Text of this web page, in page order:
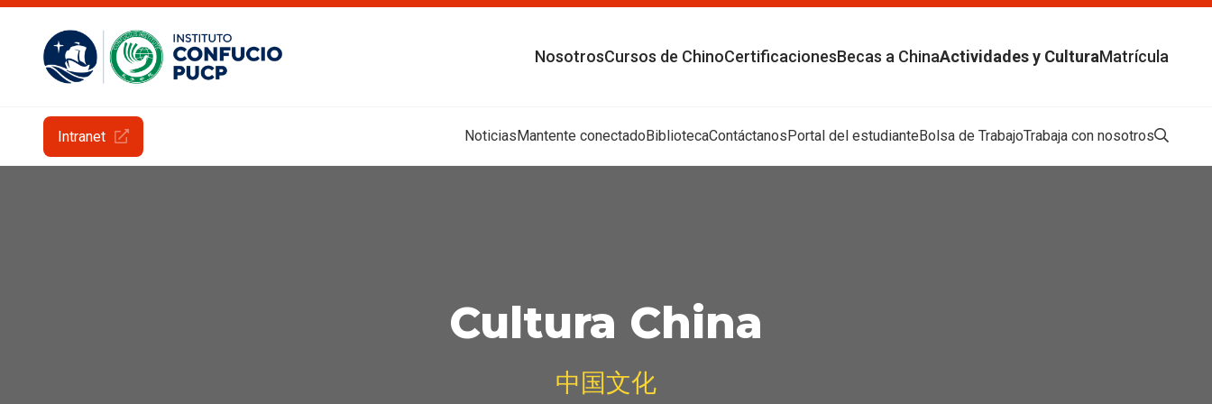
NosotrosCursos de ChinoCertificacionesBecas a ChinaActividades y CulturaMatrícula
Intranet NoticiasMantente conectadoBibliotecaContáctanosPortal del estudianteBolsa de TrabajoTrabaja con nosotros
Buscar Cancelar
Cultura China
中国文化